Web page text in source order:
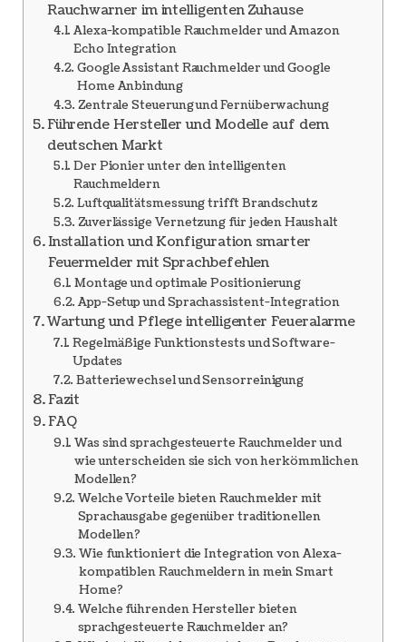
Rauchwarner im intelligenten Zuhause
Alexa-kompatible Rauchmelder und Amazon
Echo Integration
Google Assistant Rauchmelder und Google
Home Anbindung
Zentrale Steuerung und Fernüberwachung
Führende Hersteller und Modelle auf dem
deutschen Markt
Der Pionier unter den intelligenten
Rauchmeldern
Luftqualitätsmessung trifft Brandschutz
Zuverlässige Vernetzung für jeden Haushalt
Installation und Konfiguration smarter
Feuermelder mit Sprachbefehlen
Montage und optimale Positionierung
App-Setup und Sprachassistent-Integration
Wartung und Pflege intelligenter Feueralarme
Regelmäßige Funktionstests und Software-
Updates
Batteriewechsel und Sensorreinigung
Fazit
FAQ
Was sind sprachgesteuerte Rauchmelder und
wie unterscheiden sie sich von herkömmlichen
Modellen?
Welche Vorteile bieten Rauchmelder mit
Sprachausgabe gegenüber traditionellen
Modellen?
Wie funktioniert die Integration von Alexa-
kompatiblen Rauchmeldern in mein Smart
Home?
Welche führenden Hersteller bieten
sprachgesteuerte Rauchmelder an?